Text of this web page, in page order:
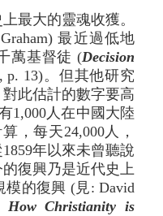
最大的靈魂收獲。
最近過低地
萬基督徒 (Decision
p. 13)。但其他研究
此估計的數字要高
1,000人在中國大陸
，每天24,000人，
年以來未曾聽說
復興乃是近代史上
的復興 (見: David
How Christianity is